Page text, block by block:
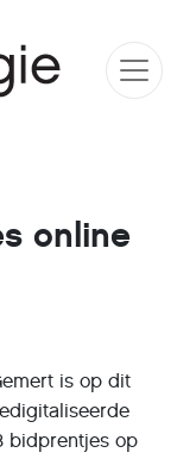
online
is op dit
bidprentjes op